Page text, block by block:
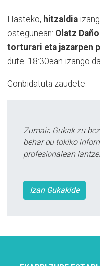
Hasteko, hitzaldia
ostegunean: Olatz
torturari eta jazarpen
dute. 18:30ean izango
Gonbidatuta zaudete.
Zumaia Gukak zu
behar du tokiko
profesionalean
Izan Gukakide